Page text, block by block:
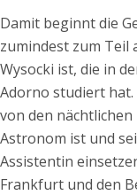
Damit beginnt die
zumindest zum Teil
Wysocki ist, die in
Adorno studiert hat.
von den
Astronom ist und
Assistentin
Frankfurt und den